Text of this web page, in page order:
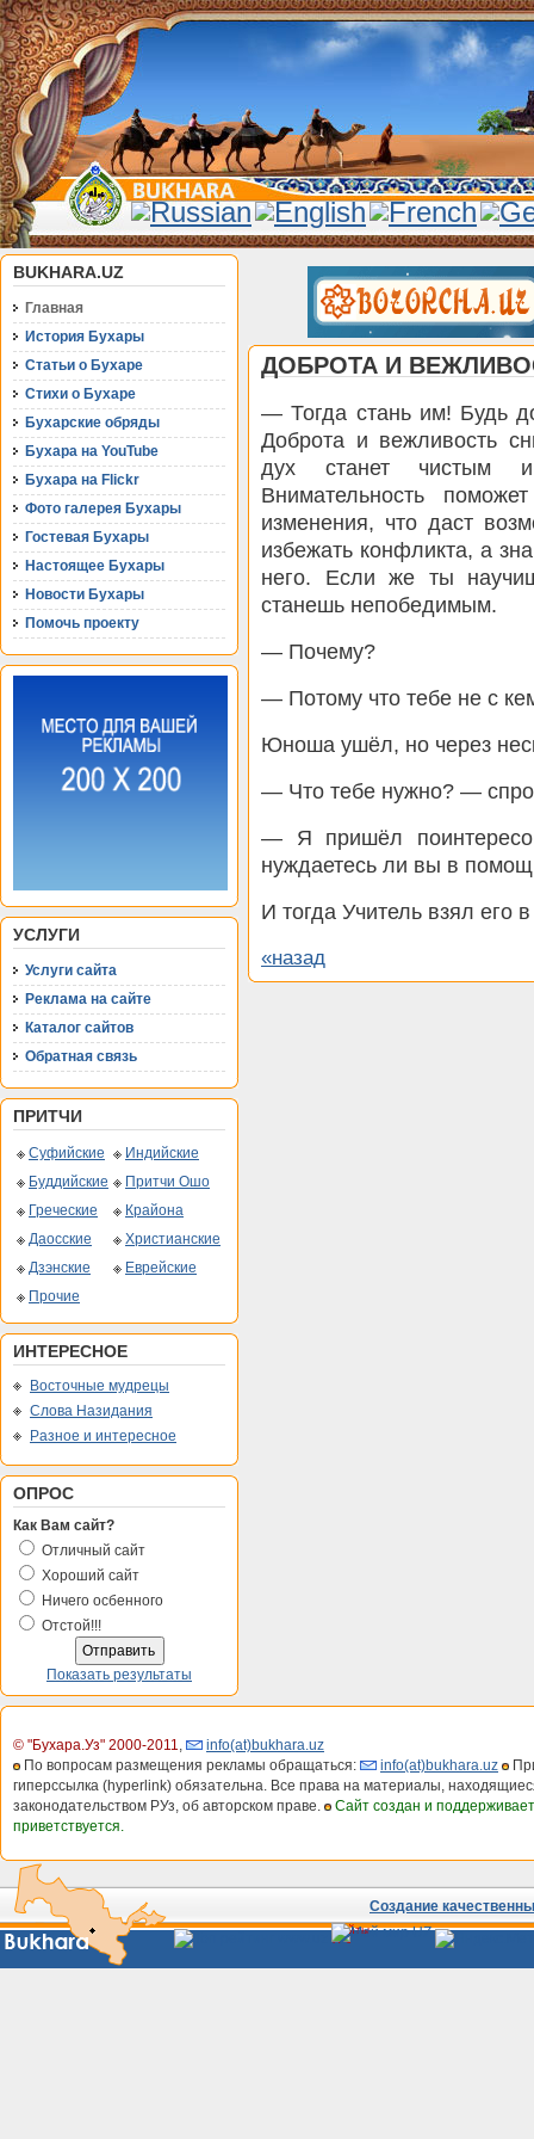
BUKHARA.UZ
Главная
История Бухары
Статьи о Бухаре
Стихи о Бухаре
Бухарские обряды
Бухара на YouTube
Бухара на Flickr
Фото галерея Бухары
Гостевая Бухары
Настоящее Бухары
Новости Бухары
Помочь проекту
УСЛУГИ
Услуги сайта
Реклама на сайте
Каталог сайтов
Обратная связь
ПРИТЧИ
Суфийские
Индийские
Буддийские
Притчи Ошо
Греческие
Крайона
Даосские
Христианские
Дзэнские
Еврейские
Прочие
ИНТЕРЕСНОЕ
Восточные мудрецы
Слова Назидания
Разное и интересное
ОПРОС
Как Вам сайт?
Отличный сайт
Хороший сайт
Ничего осбенного
Отстой!!!
Показать результаты
ДОБРОТА И
— Тогда стань им! Будь
Доброта и вежливость
дух станет чистым
Внимательность
изменения, что даст
избежать конфликта, а
него. Если же ты
станешь непобедимым.
— Почему?
— Потому что тебе не с
Юноша ушёл, но через
— Что тебе нужно? —
— Я пришёл
нуждаетесь ли вы в
И тогда Учитель взял его
«назад
© "Бухара.Уз" 2000-2011,
info(at)bukhara.uz
По вопросам размещения рекламы обращаться:
info(at)bukhara.uz
гиперссылка (hyperlink) обязательна. Все права на материалы,
законодательством РУз, об авторском праве.
Сайт создан и
приветствуется.
Создание
Сайты
Узбекистана